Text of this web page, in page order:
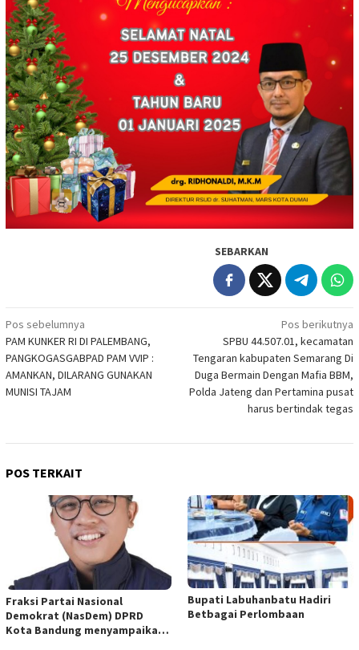
SEBARKAN
Navigasi
pos
Pos sebelumnya
PAM KUNKER RI DI PALEMBANG,
PANGKOGASGABPAD PAM VVIP :
AMANKAN, DILARANG GUNAKAN
MUNISI TAJAM
Pos berikutnya
SPBU 44.507.01, kecamatan
Tengaran kabupaten Semarang Di
Duga Bermain Dengan Mafia BBM,
Polda Jateng dan Pertamina pusat
harus bertindak tegas
POS TERKAIT
Fraksi Partai Nasional
Demokrat (NasDem) DPRD
Kota Bandung menyampaikan
Bupati Labuhanbatu Hadiri
Betbagai Perlombaan